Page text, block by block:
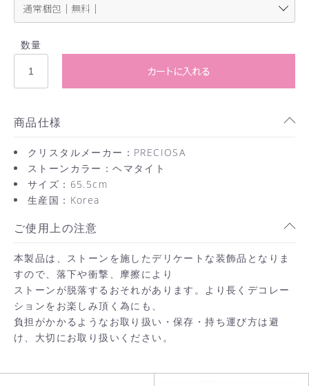
数量
カートに入れる
お買い物を続ける
カートへ進む
商品仕様
クリスタルメーカー：PRECIOSA
ストーンカラー：ヘマタイト
サイズ：65.5cm
生産国：Korea
ご使用上の注意
本製品は、ストーンを施したデリケートな装飾品となりま
すので、落下や衝撃、摩擦により
ストーンが脱落するおそれがあります。より長くデコレー
ションをお楽しみ頂く為にも、
負担がかかるようなお取り扱い・保存・持ち運び方は避
け、大切にお取り扱いください。